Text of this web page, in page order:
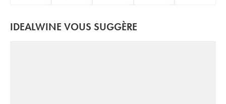
IDEALWINE VOUS SUGGÈRE